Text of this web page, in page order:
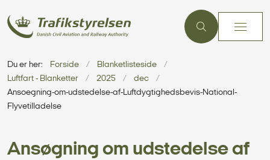
Du er her: Forside
Blanketlisteside
Luftfart - Blanketter
2025
dec
Ansoegning-om-udstedelse-af-Luftdygtighedsbevis-National-
Flyvetilladelse
Ansøgning om udstedelse af